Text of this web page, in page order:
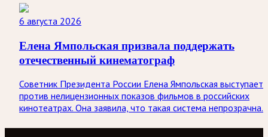
6 августа 2026
Елена Ямпольская призвала поддержать
отечественный кинематограф
Советник Президента России Елена Ямпольская выступает
против нелицензионных показов фильмов в российских
кинотеатрах. Она заявила, что такая система непрозрачна.